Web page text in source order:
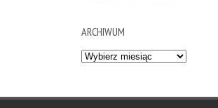
ARCHIWUM
Archiwum